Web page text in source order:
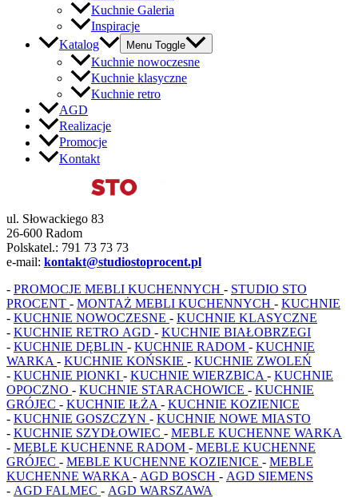
Kuchnie Galeria
Inspiracje
Katalog
Menu Toggle
Kuchnie nowoczesne
Kuchnie klasyczne
Kuchnie retro
AGD
Realizacje
Promocje
Kontakt
ul. Słowackiego 83
26-600 Radom
Polskatel.: 791 73 73 73
e-mail: kontakt@studiostoprocent.pl
- PROMOCJE MEBLI KUCHENNYCH - STUDIO STO
PROCENT - MONTAŻ MEBLI KUCHENNYCH - KUCHNIE
- KUCHNIE NOWOCZESNE - KUCHNIE KLASYCZNE
- KUCHNIE RETRO AGD - KUCHNIE BIAŁOBRZEGI
- KUCHNIE DĘBLIN - KUCHNIE RADOM - KUCHNIE
WARKA - KUCHNIE KOŃSKIE - KUCHNIE ZWOLEŃ
- KUCHNIE PIONKI - KUCHNIE WIERZBICA - KUCHNIE
OPOCZNO - KUCHNIE STARACHOWICE - KUCHNIE
GRÓJEC - KUCHNIE IŁŻA - KUCHNIE KOZIENICE
- KUCHNIE GOSZCZYN - KUCHNIE NOWE MIASTO
- KUCHNIE SZYDŁOWIEC - MEBLE KUCHENNE WARKA
- MEBLE KUCHENNE RADOM - MEBLE KUCHENNE
GRÓJEC - MEBLE KUCHENNE KOZIENICE - MEBLE
KUCHENNE WARKA - AGD BOSCH - AGD SIEMENS
- AGD FALMEC - AGD WARSZAWA